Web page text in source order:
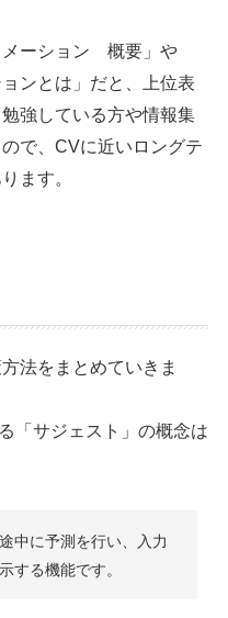
メーション 概要」や
ンとは」だと、上位表
強している方や情報集
で、CVに近いロングテ
ます。
法をまとめていきま
「サジェスト」の概念は
中に予測を行い、入力
する機能です。